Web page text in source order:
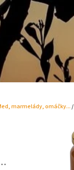
marmelády, omáčky.../
Argeon 1L - Peloponéz